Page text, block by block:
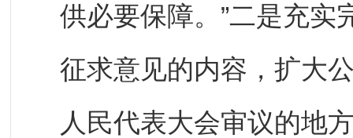
供必要保障。”二是充实
征求意见的内容，扩大
人民代表大会审议的地